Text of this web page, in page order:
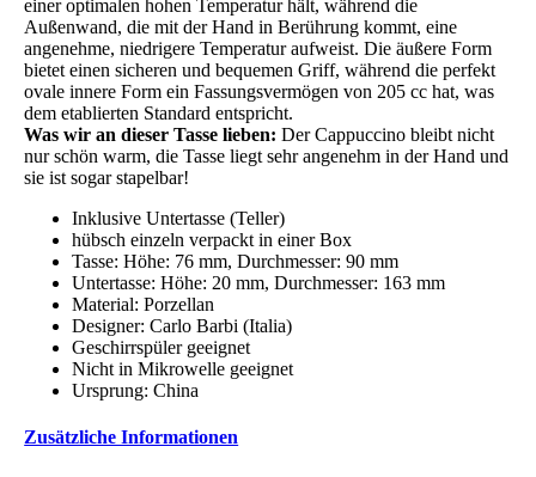
einer optimalen hohen Temperatur hält, während die
Außenwand, die mit der Hand in Berührung kommt, eine
angenehme, niedrigere Temperatur aufweist. Die äußere Form
bietet einen sicheren und bequemen Griff, während die perfekt
ovale innere Form ein Fassungsvermögen von 205 cc hat, was
dem etablierten Standard entspricht.
Was wir an dieser Tasse lieben: Der Cappuccino bleibt nicht
nur schön warm, die Tasse liegt sehr angenehm in der Hand und
sie ist sogar stapelbar!
Inklusive Untertasse (Teller)
hübsch einzeln verpackt in einer Box
Tasse: Höhe: 76 mm, Durchmesser: 90 mm
Untertasse: Höhe: 20 mm, Durchmesser: 163 mm
Material: Porzellan
Designer: Carlo Barbi (Italia)
Geschirrspüler geeignet
Nicht in Mikrowelle geeignet
Ursprung: China
Zusätzliche Informationen